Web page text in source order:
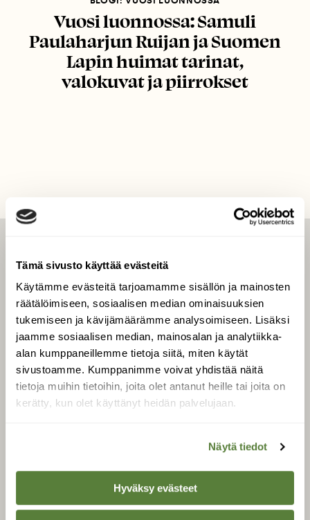
Tämä sivusto käyttää evästeitä
Käytämme evästeitä tarjoamamme sisällön ja mainosten
räätälöimiseen, sosiaalisen median ominaisuuksien
tukemiseen ja kävijämäärämme analysoimiseen. Lisäksi
jaamme sosiaalisen median, mainosalan ja analytiikka-
alan kumppaneillemme tietoja siitä, miten käytät
sivustoamme. Kumppanimme voivat yhdistää näitä
tietoja muihin tietoihin, joita olet antanut heille tai joita on
kerätty, kun olet käyttänyt heidän palvelujaan.
Näytä tiedot
Hyväksy evästeet
Vuosi luonnossa: Samuli
Paulaharjun Ruijan ja Suomen
Lapin huimat tarinat,
valokuvat ja piirrokset
Uusin lehti
Tilaa Suomen Luonto
Tilaa digilukuoikeus
Äänestä parasta juttua
Tilaa uutiskirje
Suomen
luonnonsuojelu­liitto